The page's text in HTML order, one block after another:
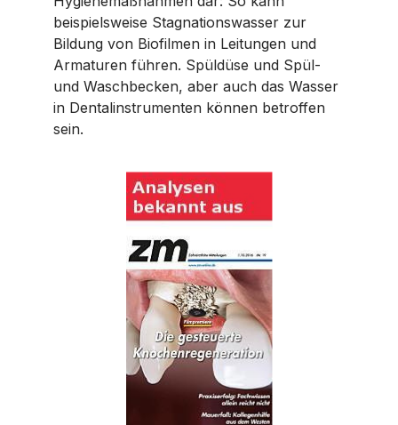
beispielsweise Stagnationswasser zur
Bildung von Biofilmen in Leitungen und
Armaturen führen. Spüldüse und Spül-
und Waschbecken, aber auch das Wasser
in Dentalinstrumenten können betroffen
sein.